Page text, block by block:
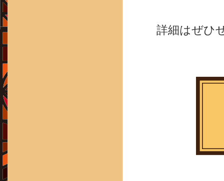
詳細はぜひ